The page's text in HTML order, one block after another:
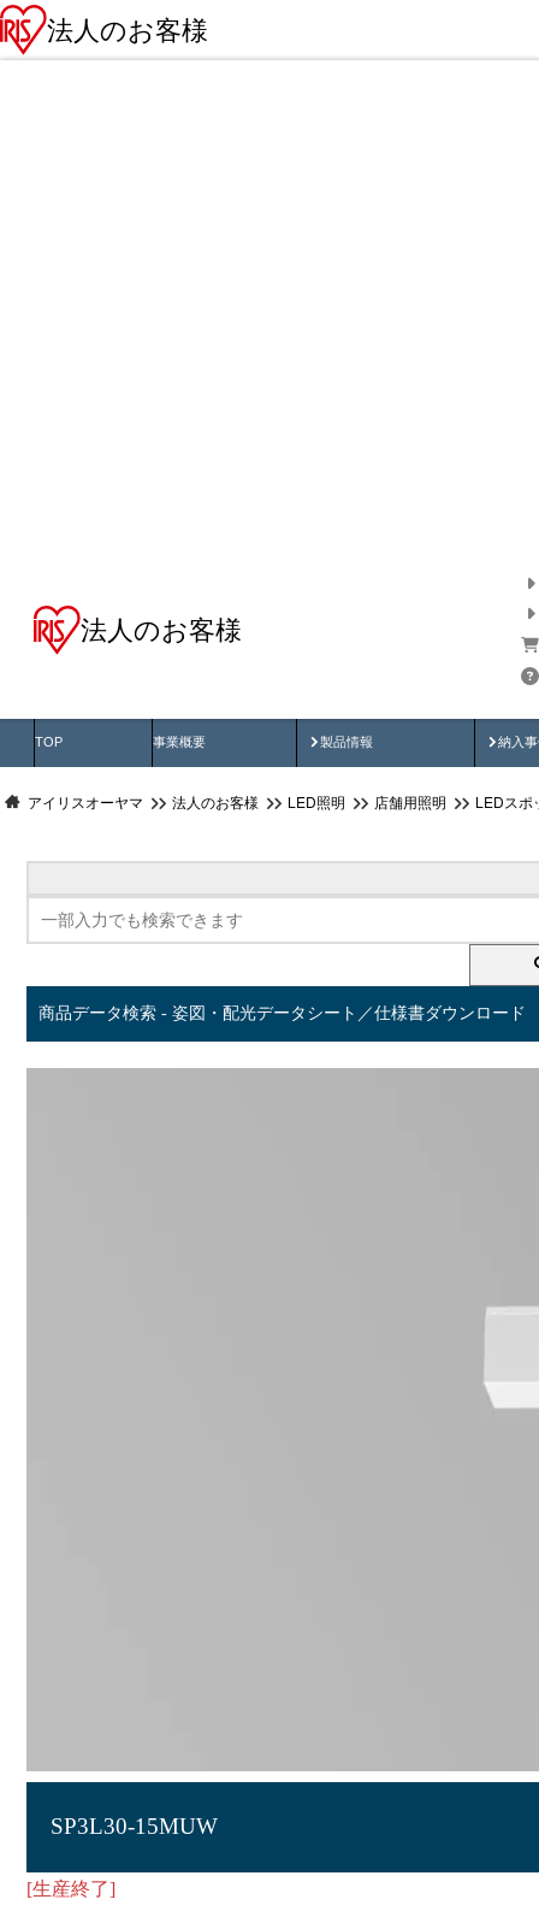
法人のお客様
法人のお客様
TOP 事業概要 製品情報
製品動画 納入
納
アイリスオーヤマ 法人のお客様 LED照明 店舗用照明 LEDスポ
商品データ検索 - 姿図・配光データシート／仕様書ダウンロード
SP3L30-15MUW
[生産終了]